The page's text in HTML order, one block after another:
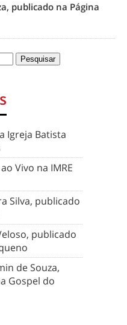
publicado na Página
Igreja Batista
Vivo na IMRE
Silva, publicado
publicado
de Souza,
Gospel do